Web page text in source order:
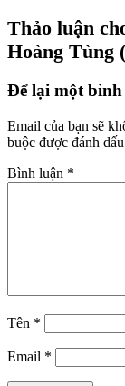
Thảo luận
Hoàng Tùng
Để lại một
Email của bạn sẽ
buộc được đánh dấu
Bình luận *
Tên *
Email *